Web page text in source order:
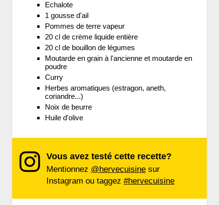
Echalote
1 gousse d'ail
Pommes de terre vapeur
20 cl de crème liquide entière
20 cl de bouillon de légumes
Moutarde en grain à l'ancienne et moutarde en
poudre
Curry
Herbes aromatiques (estragon, aneth,
coriandre...)
Noix de beurre
Huile d'olive
Vous avez testé cette recette?
Mentionnez @hervecuisine sur
Instagram ou taggez #hervecuisine